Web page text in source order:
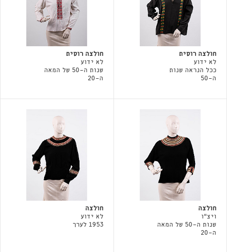
חולצה רוסית
לא ידוע
ככל הנראה שנות
ה-50
חולצה רוסית
לא ידוע
שנות ה-50 של המאה
ה-20
חולצה
ויצ"ו
שנות ה-50 של המאה
ה-20
חולצה
לא ידוע
1953 לערך